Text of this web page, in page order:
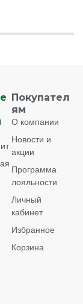
Покупател
ям
О компании
Новости и
акции
Программа
лояльности
Личный
кабинет
Избранное
Корзина